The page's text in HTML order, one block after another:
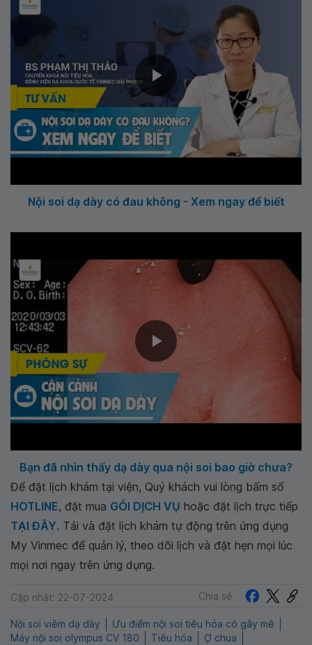
Nội soi dạ dày có đau không - Xem ngay để biết
Bạn đã nhìn thấy dạ dày qua nội soi bao giờ chưa?
Để đặt lịch khám tại viện, Quý khách vui lòng bấm số
HOTLINE, đặt mua GÓI DỊCH VỤ hoặc đặt lịch trực tiếp
TẠI ĐÂY. Tải và đặt lịch khám tự động trên ứng dụng
My Vinmec để quản lý, theo dõi lịch và đặt hẹn mọi lúc
mọi nơi ngay trên ứng dụng.
Cập nhật: 22-07-2024 Chia sẻ
Nội soi viêm dạ dày
Ưu điểm nội soi tiêu hóa có gây mê
Máy nội soi olympus CV 180
Tiêu hóa
Ợ chua